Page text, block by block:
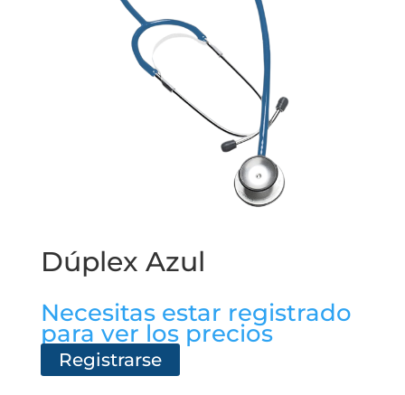
Dúplex Azul
Necesitas estar registrado
para ver los precios
Registrarse